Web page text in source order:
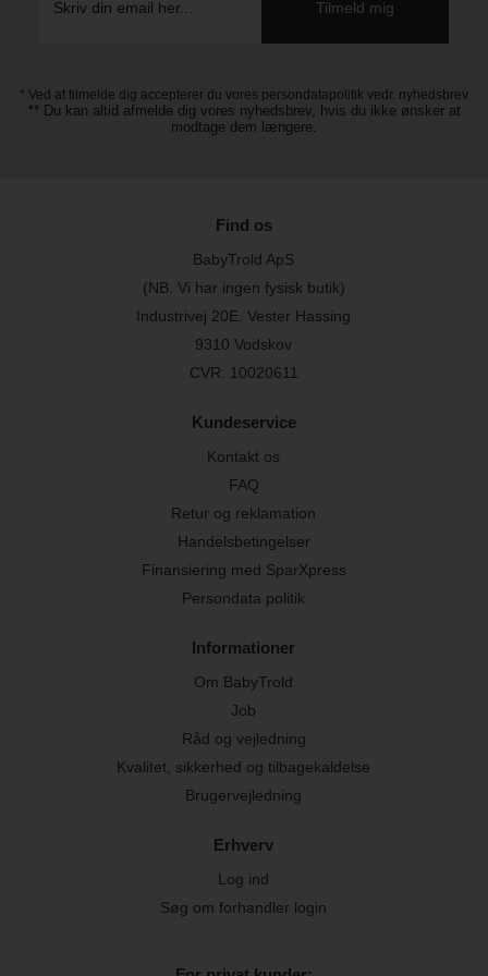
* Ved at tilmelde dig accepterer du vores persondatapolitik vedr. nyhedsbrev
** Du kan altid afmelde dig vores nyhedsbrev, hvis du ikke ønsker at
modtage dem længere.
Find os
BabyTrold ApS
(NB. Vi har ingen fysisk butik)
Industrivej 20E, Vester Hassing
9310 Vodskov
CVR: 10020611
Kundeservice
Kontakt os
FAQ
Retur og reklamation
Handelsbetingelser
Finansiering med SparXpress
Persondata politik
Informationer
Om BabyTrold
Job
Råd og vejledning
Kvalitet, sikkerhed og tilbagekaldelse
Brugervejledning
Erhverv
Log ind
Søg om forhandler login